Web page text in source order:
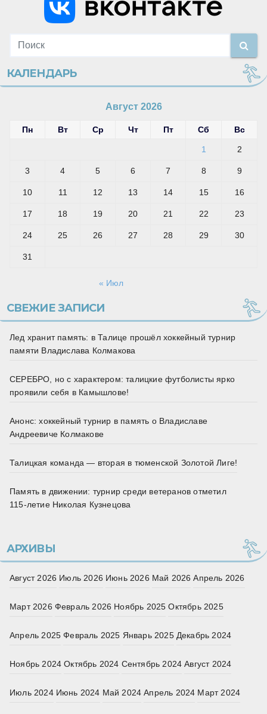
КАЛЕНДАРЬ
Август 2026
Пн Вт Ср Чт Пт Сб Вс
1 2
3 4 5 6 7 8 9
10 11 12 13 14 15 16
17 18 19 20 21 22 23
24 25 26 27 28 29 30
31
« Июл
СВЕЖИЕ ЗАПИСИ
Лед хранит память: в Талице прошёл хоккейный турнир
памяти Владислава Колмакова
СЕРЕБРО, но с характером: талицкие футболисты ярко
проявили себя в Камышлове!
Анонс: хоккейный турнир в память о Владиславе
Андреевиче Колмакове
Талицкая команда — вторая в тюменской Золотой Лиге!
Память в движении: турнир среди ветеранов отметил
115‑летие Николая Кузнецова
АРХИВЫ
Август 2026 Июль 2026 Июнь 2026 Май 2026 Апрель 2026
Март 2026 Февраль 2026 Ноябрь 2025 Октябрь 2025
Апрель 2025 Февраль 2025 Январь 2025 Декабрь 2024
Ноябрь 2024 Октябрь 2024 Сентябрь 2024 Август 2024
Июль 2024 Июнь 2024 Май 2024 Апрель 2024 Март 2024